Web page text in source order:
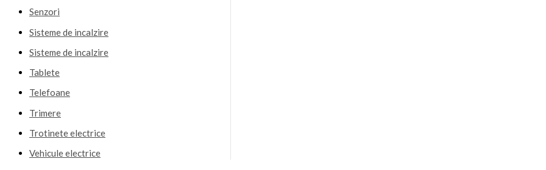
Senzori
Sisteme de incalzire
Sisteme de incalzire
Tablete
Telefoane
Trimere
Trotinete electrice
Vehicule electrice